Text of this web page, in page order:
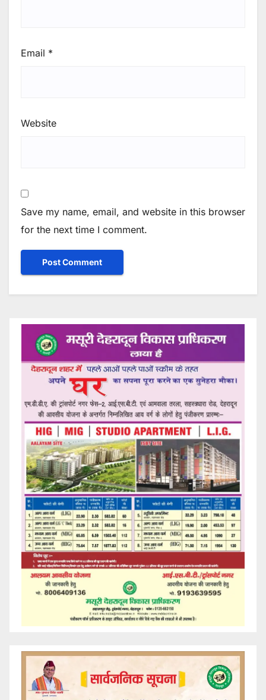
Email *
Website
Save my name, email, and website in this browser
for the next time I comment.